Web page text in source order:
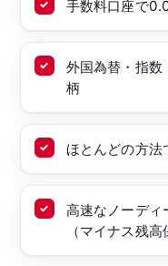
手数料口座で
外国為替・指数
柄
ほとんどの方法
高速なノーディ
（マイナス残高